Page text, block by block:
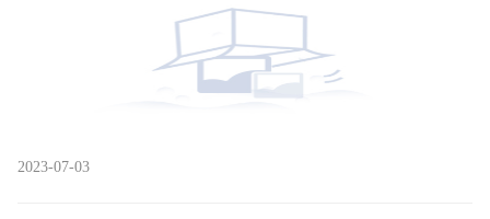
2023-07-03